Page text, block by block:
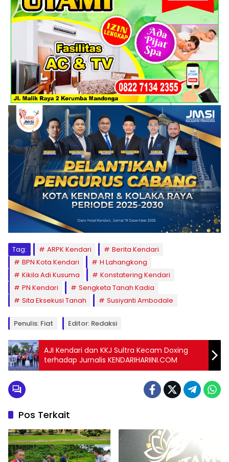
Tag: ARPK Kendari
Berita Kendari
BPN Kota Kendari
H Lahangkong
Kikila Adi Kusuma
Konstatering Kendari
PN Kendari
Sengketa Tanah Kadia
Sita Eksekusi Tanah
Susiyanti Ambodale
Penulis: Fiat Editor: Redaksi
AJI Kendari dan KKJ Sultra Kecam Doxing
terhadap Jurnalis KENDARIHARIINI.COM
Pos Terkait